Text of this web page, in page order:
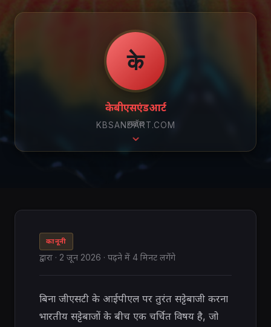
के
केबीएसएंडआर्ट
KBSANDART.COM
स्क्रॉल
कानूनी
द्वारा · 2 जून 2026 · पढ़ने में 4 मिनट लगेंगे
बिना जीएसटी के आईपीएल पर तुरंत सट्टेबाजी करना
भारतीय सट्टेबाजों के बीच एक चर्चित विषय है, जो